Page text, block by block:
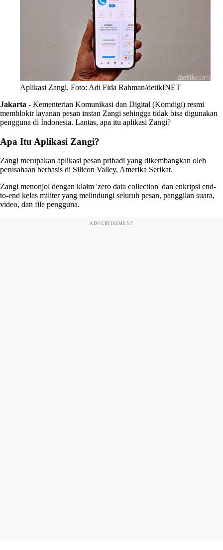
Aplikasi Zangi. Foto: Adi Fida Rahman/detikINET
Jakarta - Kementerian Komunikasi dan Digital (Komdigi) resmi
memblokir layanan pesan instan Zangi sehingga tidak bisa digunakan
pengguna di Indonesia. Lantas, apa itu aplikasi Zangi?
Apa Itu Aplikasi Zangi?
Zangi merupakan aplikasi pesan pribadi yang dikembangkan oleh
perusahaan berbasis di Silicon Valley, Amerika Serikat.
Zangi menonjol dengan klaim 'zero data collection' dan enkripsi end-
to-end kelas militer yang melindungi seluruh pesan, panggilan suara,
video, dan file pengguna.
ADVERTISEMENT